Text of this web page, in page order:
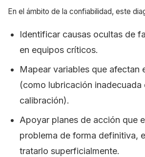
En el ámbito de la confiabilidad, este
Identificar causas ocultas de
en equipos críticos.
Mapear variables que afectan
(como lubricación inadecuada
calibración).
Apoyar planes de acción que
problema de forma definitiva,
tratarlo superficialmente.